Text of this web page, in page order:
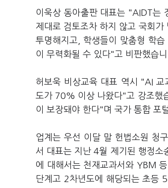
이욱상 동아출판 대표는 "AIDT는
제대로 검토조차 하지 않고 국회
투명해지고, 학생들이 맞춤형 학
이 무력화될 수 있다"고 비판했습니
허보욱 비상교육 대표 역시 "AI 교
도가 70% 이상 나왔다"고 강조했
이 보장돼야 한다"며 국가 통합 포
업계는 우선 이달 말 헌법소원 청
서 대표는 지난 4월 제기된 행정
에 대해서는 천재교과서와 YBM
단계고 2차년도에 해당되는 초등